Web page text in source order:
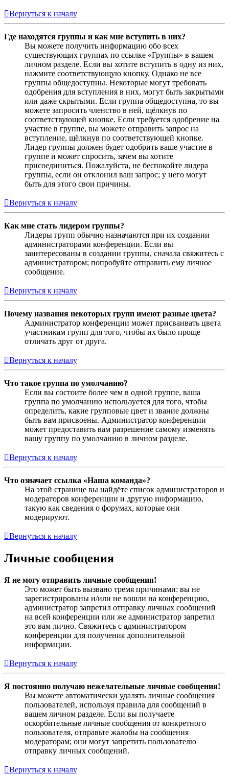
Вернуться к началу
Где находятся группы и как мне вступить в них?
Вы можете получить информацию обо всех
существующих группах по ссылке «Группы» в вашем
личном разделе. Если вы хотите вступить в одну из них,
нажмите соответствующую кнопку. Однако не все
группы общедоступны. Некоторые могут требовать
одобрения для вступления в них, могут быть закрытыми
или даже скрытыми. Если группа общедоступна, то вы
можете запросить членство в ней, щёлкнув по
соответствующей кнопке. Если требуется одобрение на
участие в группе, вы можете отправить запрос на
вступление, щёлкнув по соответствующей кнопке.
Лидер группы должен будет одобрить ваше участие в
группе и может спросить, зачем вы хотите
присоединиться. Пожалуйста, не беспокойте лидера
группы, если он отклонил ваш запрос; у него могут
быть для этого свои причины.
Вернуться к началу
Как мне стать лидером группы?
Лидеры групп обычно назначаются при их создании
администраторами конференции. Если вы
заинтересованы в создании группы, сначала свяжитесь с
администратором; попробуйте отправить ему личное
сообщение.
Вернуться к началу
Почему названия некоторых групп имеют разные цвета?
Администратор конференции может присваивать цвета
участникам групп для того, чтобы их было проще
отличать друг от друга.
Вернуться к началу
Что такое группа по умолчанию?
Если вы состоите более чем в одной группе, ваша
группа по умолчанию используется для того, чтобы
определить, какие групповые цвет и звание должны
быть вам присвоены. Администратор конференции
может предоставить вам разрешение самому изменять
вашу группу по умолчанию в личном разделе.
Вернуться к началу
Что означает ссылка «Наша команда»?
На этой странице вы найдёте список администраторов и
модераторов конференции и другую информацию,
такую как сведения о форумах, которые они
модерируют.
Вернуться к началу
Личные сообщения
Я не могу отправить личные сообщения!
Это может быть вызвано тремя причинами: вы не
зарегистрированы и/или не вошли на конференцию,
администратор запретил отправку личных сообщений
на всей конференции или же администратор запретил
это вам лично. Свяжитесь с администратором
конференции для получения дополнительной
информации.
Вернуться к началу
Я постоянно получаю нежелательные личные сообщения!
Вы можете автоматически удалять личные сообщения
пользователей, используя правила для сообщений в
вашем личном разделе. Если вы получаете
оскорбительные личные сообщения от конкретного
пользователя, отправьте жалобы на сообщения
модераторам; они могут запретить пользователю
отправку личных сообщений.
Вернуться к началу